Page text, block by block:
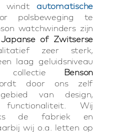
windt automatische
polsbeweging te
watchwinders zijn
Japanse of Zwitserse
zeer sterk,
laag geluidsniveau
collectie Benson
door ons zelf
van design,
Wij
de fabriek en
wij o.a. letten op